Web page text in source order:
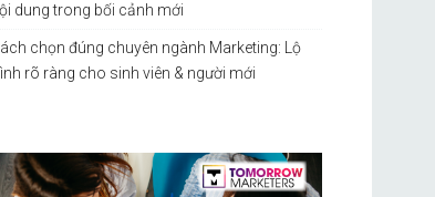
dung trong bối cảnh mới
chọn đúng chuyên ngành Marketing: Lộ
rõ ràng cho sinh viên & người mới